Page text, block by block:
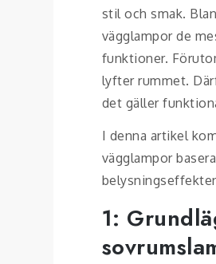
stil och smak.
vägglampor de
funktioner.
lyfter rummet.
det gäller
I denna artikel
vägglampor
1: